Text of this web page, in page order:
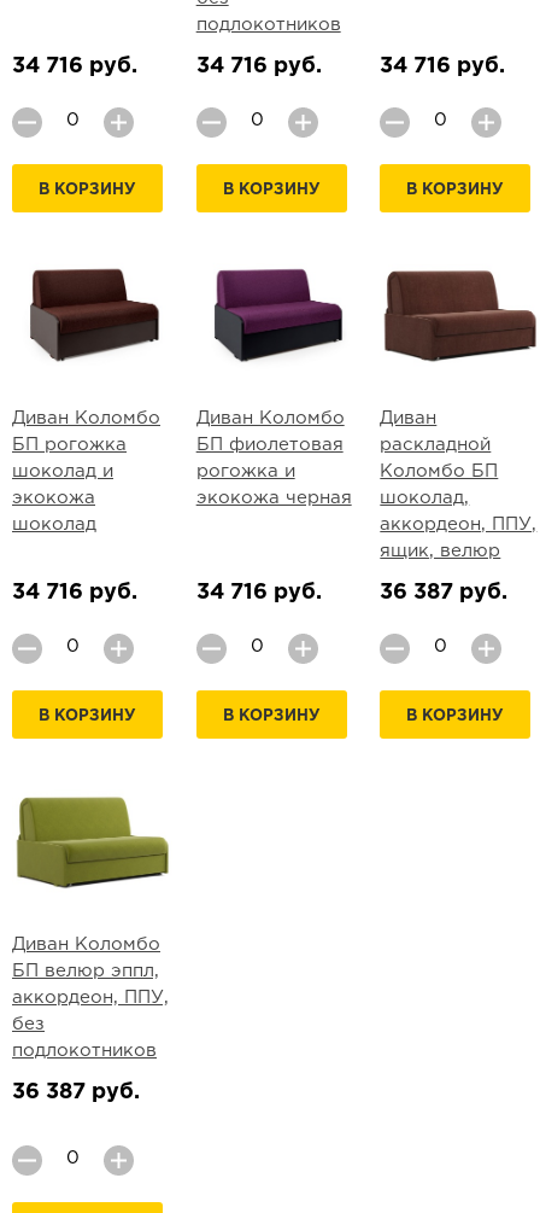
34 716 руб.
В КОРЗИНУ
подлокотников
34 716 руб.
В КОРЗИНУ
34 716 руб.
В КОРЗИНУ
Диван Коломбо
БП рогожка
шоколад и
экокожа
шоколад
34 716 руб.
В КОРЗИНУ
Диван Коломбо
БП фиолетовая
рогожка и
экокожа черная
34 716 руб.
В КОРЗИНУ
Диван
раскладной
Коломбо БП
шоколад,
аккордеон, ППУ,
ящик, велюр
36 387 руб.
В КОРЗИНУ
Диван Коломбо
БП велюр эппл,
аккордеон, ППУ,
без
подлокотников
36 387 руб.